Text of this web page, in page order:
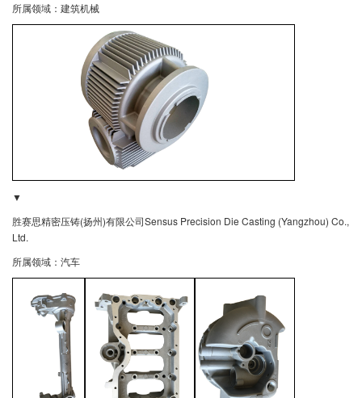
所属领域：建筑机械
▼
胜赛思精密压铸(扬州)有限公司Sensus Precision Die Casting (Yangzhou) Co.,
Ltd.
所属领域：汽车